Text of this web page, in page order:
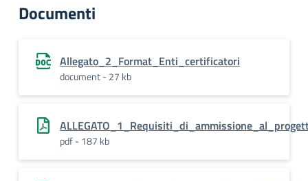
Documenti
Allegato_2_Format_Enti_certificatori
document - 27 kb
pdf - 187 kb